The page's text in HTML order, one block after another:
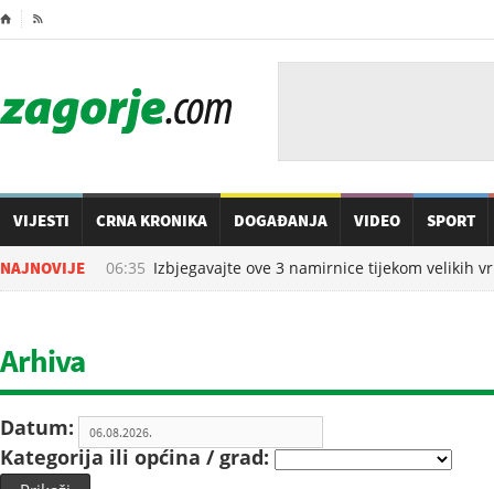
⌂ 
VIJESTI CRNA KRONIKA DOGAĐANJA VIDEO SPORT
NAJNOVIJEu 06:35 Izbjegavajte ove 3 namirnice tijekom velikih
Arhiva
Datum:
Kategorija ili općina / grad: